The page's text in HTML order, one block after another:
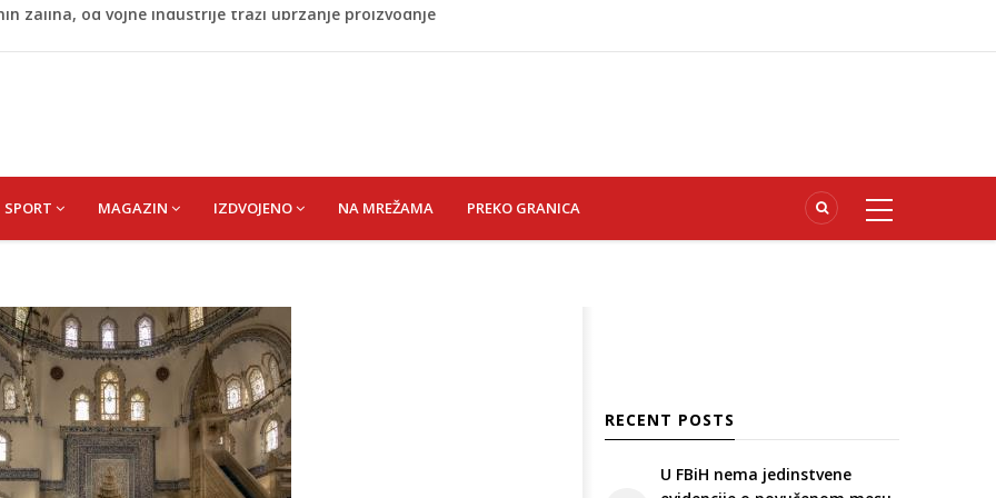
o povučenom mesu, inspektori za pola godine izrekli
policajca i oštetio vrata
zaliha, od vojne industrije traži ubrzanje proizvodnje
SPORT MAGAZIN IZDVOJENO NA MREŽAMA PREKO GRANICA
RECENT POSTS
U FBiH nema jedinstvene